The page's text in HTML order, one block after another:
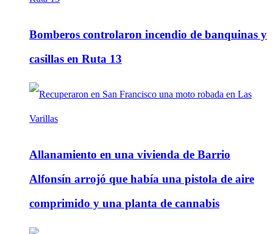
Bomberos controlaron incendio de banquinas y
casillas en Ruta 13
Allanamiento en una vivienda de Barrio
Alfonsín arrojó que había una pistola de aire
comprimido y una planta de cannabis